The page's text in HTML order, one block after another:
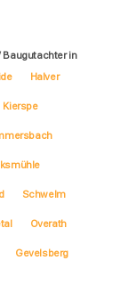
in
Halver
Kierspe
Schwelm
Overath
Gevelsberg